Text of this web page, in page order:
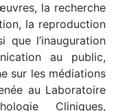
la recherche
la reproduction
que l’inauguration
au public,
sur les médiations
au Laboratoire
Cliniques,